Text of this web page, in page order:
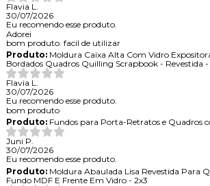
Flavia L.
30/07/2026
Eu recomendo esse produto.
Adorei
bom produto. facil de utilizar
Produto:Moldura Caixa Alta Com Vidro
Bordados Quadros Quilling Scrapbook - Revestida -
Flavia L.
30/07/2026
Eu recomendo esse produto.
bom produto
Produto:Fundos para Porta-Retratos e Quadros
Juni P.
30/07/2026
Eu recomendo esse produto.
Produto:Moldura Abaulada Lisa Revestida Para
Fundo MDF E Frente Em Vidro - 2x3